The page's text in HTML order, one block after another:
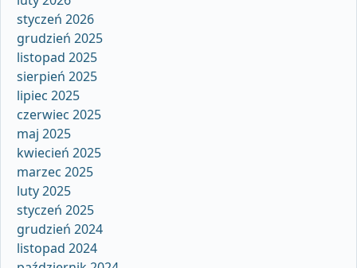
styczeń 2026
grudzień 2025
listopad 2025
sierpień 2025
lipiec 2025
czerwiec 2025
maj 2025
kwiecień 2025
marzec 2025
luty 2025
styczeń 2025
grudzień 2024
listopad 2024